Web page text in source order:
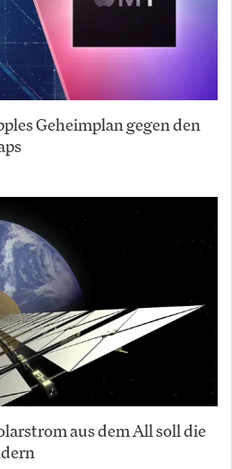
Geheimplan gegen den
aus dem All soll die